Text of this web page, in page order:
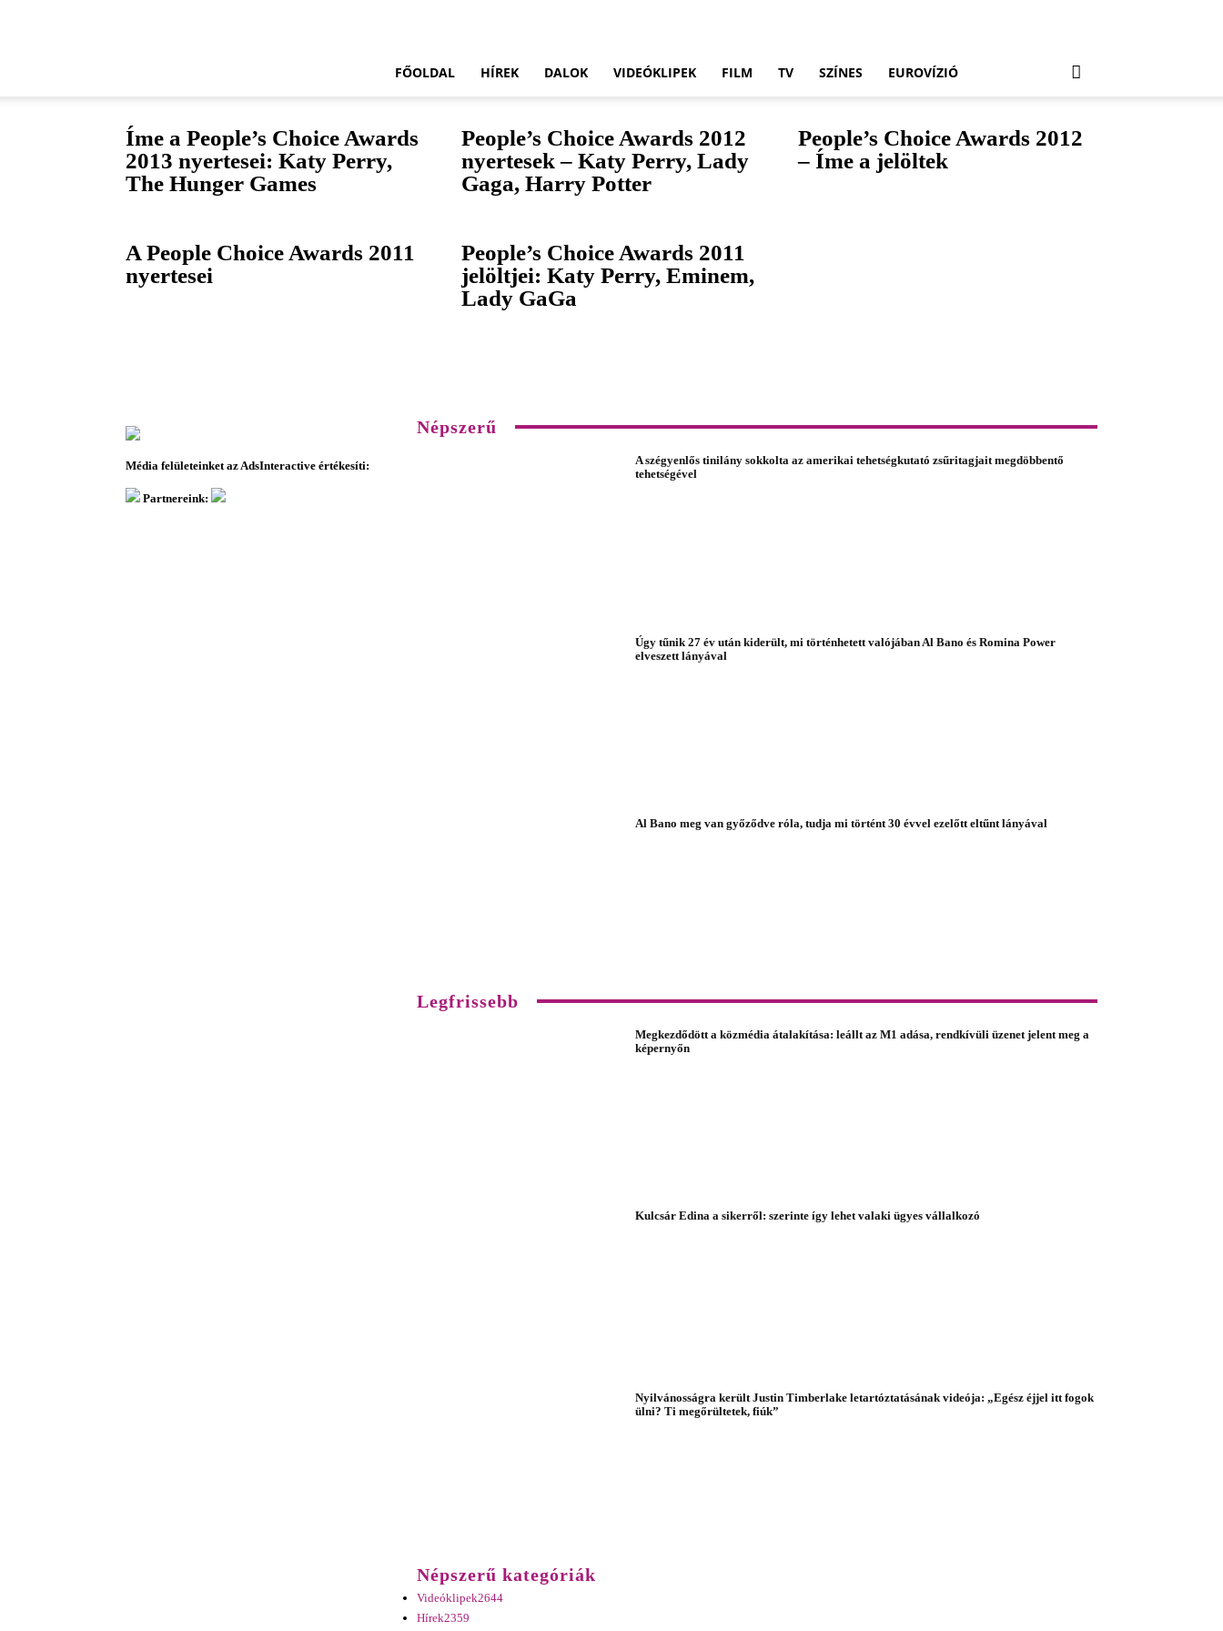
FŐOLDAL HÍREK DALOK VIDEÓKLIPEK FILM TV SZÍNES EUROVÍZIÓ
Íme a People’s Choice Awards
2013 nyertesei: Katy Perry,
The Hunger Games
People’s Choice Awards 2012
nyertesek – Katy Perry, Lady
Gaga, Harry Potter
People’s Choice Awards 2012
– Íme a jelöltek
A People Choice Awards 2011
nyertesei
People’s Choice Awards 2011
jelöltjei: Katy Perry, Eminem,
Lady GaGa
Média felületeinket az AdsInteractive értékesíti:
Partnereink:
Népszerű
A szégyenlős tinilány sokkolta az amerikai tehetségkutató zsűritagjait megdöbbentő
tehetségével
Úgy tűnik 27 év után kiderült, mi történhetett valójában Al Bano és Romina Power
elveszett lányával
Al Bano meg van győződve róla, tudja mi történt 30 évvel ezelőtt eltűnt lányával
Legfrissebb
Megkezdődött a közmédia átalakítása: leállt az M1 adása, rendkívüli üzenet jelent meg a
képernyőn
Kulcsár Edina a sikerről: szerinte így lehet valaki ügyes vállalkozó
Nyilvánosságra került Justin Timberlake letartóztatásának videója: „Egész éjjel itt fogok
ülni? Ti megőrültetek, fiúk”
Népszerű kategóriák
Videóklipek2644
Hírek2359